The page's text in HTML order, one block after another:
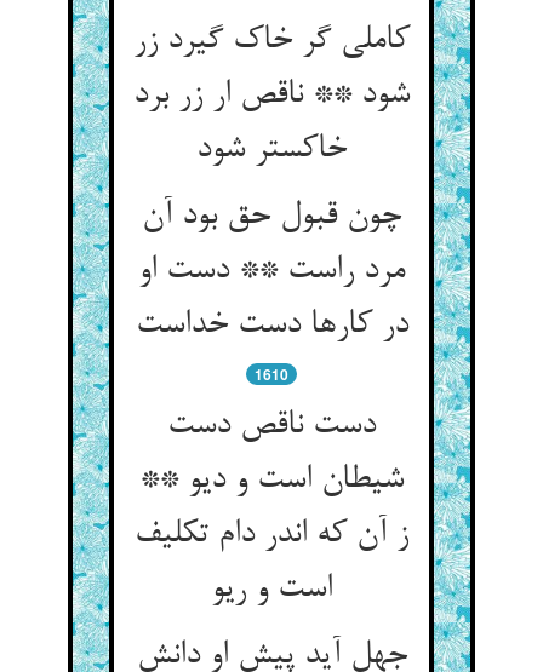
کاملی گر خاک گیرد زر
شود ** ناقص ار زر برد
خاکستر شود
چون قبول حق بود آن
مرد راست ** دست او
در کارها دست خداست‌‌
1610
دست ناقص دست
شیطان است و دیو **
ز آن که اندر دام تکلیف
است و ریو
جهل آید پیش او دانش